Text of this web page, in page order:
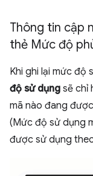
Thông tin cập
thẻ Mức độ
Khi ghi lại mức độ
độ sử dụng sẽ chỉ
mã nào đang
(Mức độ sử dụng
được sử dụng